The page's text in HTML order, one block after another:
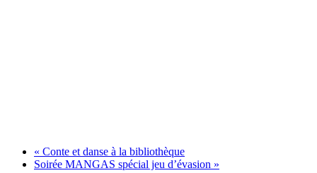
« Conte et danse à la bibliothèque
Soirée MANGAS spécial jeu d’évasion »